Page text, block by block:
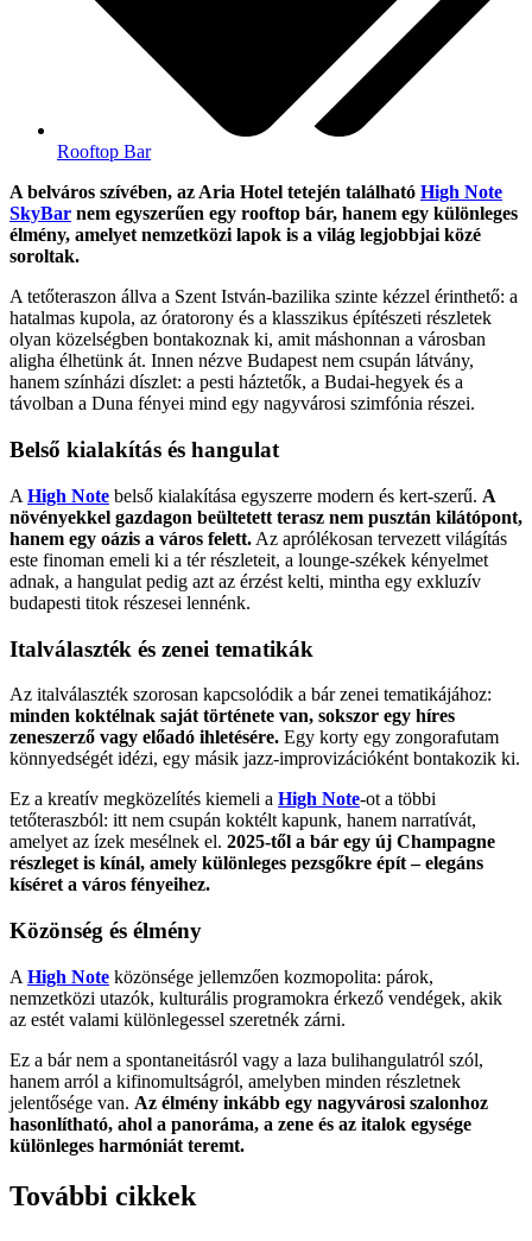
Rooftop Bar
A belváros szívében, az Aria Hotel tetején található High Note
SkyBar nem egyszerűen egy rooftop bár, hanem egy különleges
élmény, amelyet nemzetközi lapok is a világ legjobbjai közé
soroltak.
A tetőteraszon állva a Szent István-bazilika szinte kézzel érinthető: a
hatalmas kupola, az óratorony és a klasszikus építészeti részletek
olyan közelségben bontakoznak ki, amit máshonnan a városban
aligha élhetünk át. Innen nézve Budapest nem csupán látvány,
hanem színházi díszlet: a pesti háztetők, a Budai-hegyek és a
távolban a Duna fényei mind egy nagyvárosi szimfónia részei.
Belső kialakítás és hangulat
A High Note belső kialakítása egyszerre modern és kert-szerű. A
növényekkel gazdagon beültetett terasz nem pusztán kilátópont,
hanem egy oázis a város felett. Az aprólékosan tervezett világítás
este finoman emeli ki a tér részleteit, a lounge-székek kényelmet
adnak, a hangulat pedig azt az érzést kelti, mintha egy exkluzív
budapesti titok részesei lennénk.
Italválaszték és zenei tematikák
Az italválaszték szorosan kapcsolódik a bár zenei tematikájához:
minden koktélnak saját története van, sokszor egy híres
zeneszerző vagy előadó ihletésére. Egy korty egy zongorafutam
könnyedségét idézi, egy másik jazz-improvizációként bontakozik ki.
Ez a kreatív megközelítés kiemeli a High Note-ot a többi
tetőteraszból: itt nem csupán koktélt kapunk, hanem narratívát,
amelyet az ízek mesélnek el. 2025-től a bár egy új Champagne
részleget is kínál, amely különleges pezsgőkre épít – elegáns
kíséret a város fényeihez.
Közönség és élmény
A High Note közönsége jellemzően kozmopolita: párok,
nemzetközi utazók, kulturális programokra érkező vendégek, akik
az estét valami különlegessel szeretnék zárni.
Ez a bár nem a spontaneitásról vagy a laza bulihangulatról szól,
hanem arról a kifinomultságról, amelyben minden részletnek
jelentősége van. Az élmény inkább egy nagyvárosi szalonhoz
hasonlítható, ahol a panoráma, a zene és az italok egysége
különleges harmóniát teremt.
További cikkek